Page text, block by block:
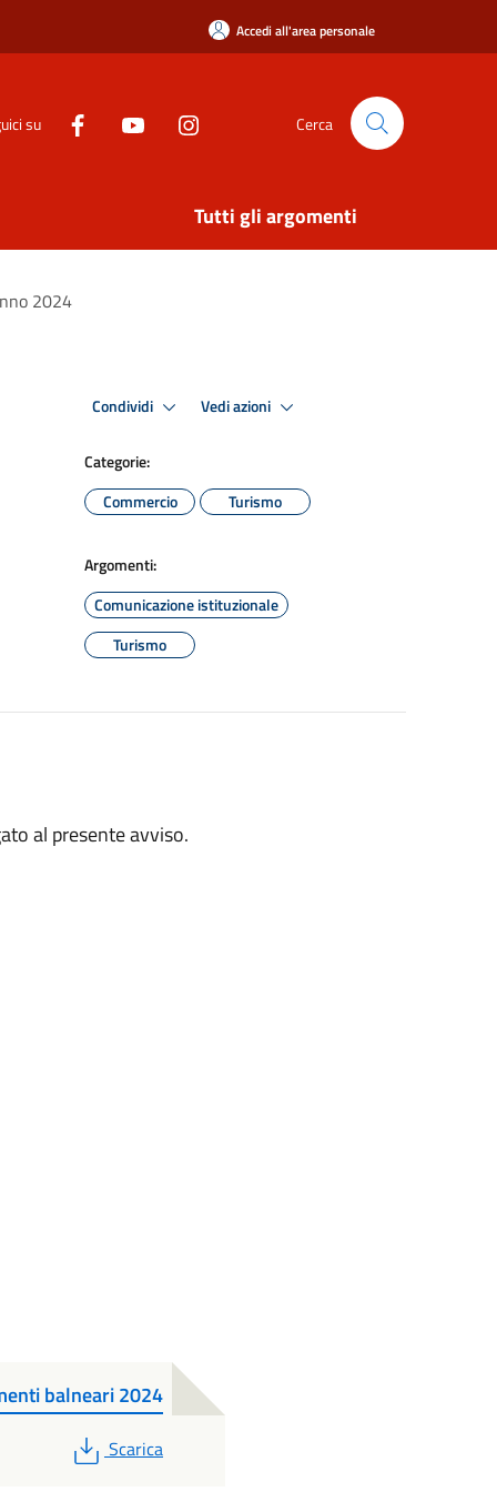
Accedi all'area personale
su Cerca
Tutti gli argomenti
2024
Condividi Vedi azioni
Categorie:
Commercio
Turismo
Argomenti:
Comunicazione istituzionale
Turismo
al presente avviso.
balneari 2024
PDF
Scarica